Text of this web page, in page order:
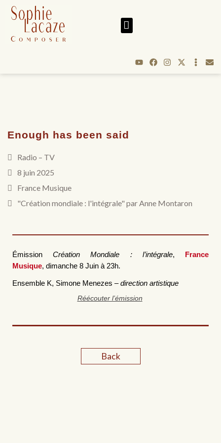
Enough has been said
Radio – TV
8 juin 2025
France Musique
"Création mondiale : l'intégrale" par Anne Montaron
ÉmissionCréation Mondiale : l’intégrale, France
Musique, dimanche 8 Juin à 23h.
Ensemble K, Simone Menezes –direction artistique
Réécouter l’émission
Back